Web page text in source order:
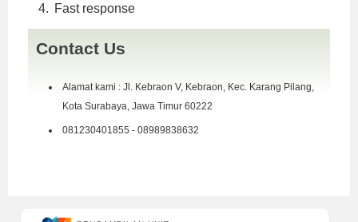
Fast response
Contact Us
Alamat kami : Jl. Kebraon V, Kebraon, Kec. Karang Pilang,
Kota Surabaya, Jawa Timur 60222
081230401855 - 08989838632